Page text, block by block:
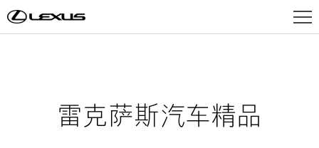
雷克萨斯汽车精品